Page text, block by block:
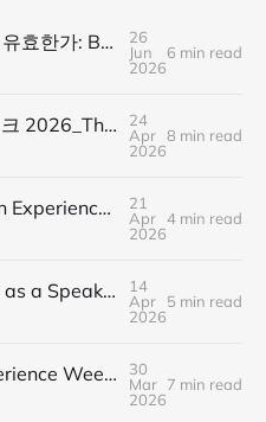
AI 시대에도 브랜드는 유효한가: BARAM Sessions 01을 마치며
26
Jun
2026
6 min read
런던 익스피리언스 위크 2026_The Architecture of Cheering : 계엄의 밤, 우리가 서로를 응원한 방법
24
Apr
2026
8 min read
Preparing for London Experience Week 2026: Human Tech Under Martial Law
21
Apr
2026
4 min read
Jooseok Oh Selected as a Speaker for London Experience Week 2026 | Human Tech Under Martial Law
14
Apr
2026
5 min read
오주석, London Experience Week 2026 스피커 선정 | Human Tech Under Martial Law 세션 공개
30
Mar
2026
7 min read